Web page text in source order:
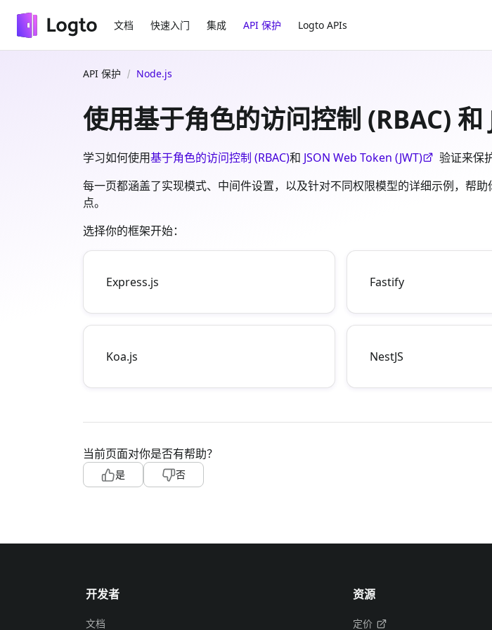
文档 快速入门 集成 API 保护 Logto APIs
API 保护 Node.js
使用基于角色的访问控制 (RBAC)
学习如何使用基于角色的访问控制 (RBAC)和 JSON Web Token (JWT)
验证来保
每一页都涵盖了实现模式、中间件设置，以及针对不同权限模型的详细示例，
点。
选择你的框架开始：
Express.js Fastify
Koa.js NestJS
当前页面对你是否有帮助？
是 否
开发者
文档
资源
定价